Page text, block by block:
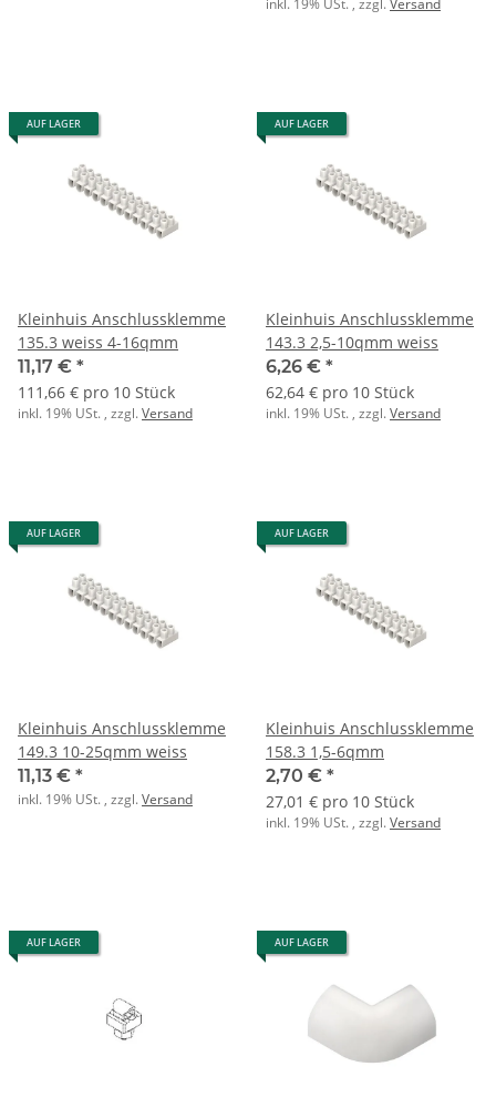
AUF LAGER
Kleinhuis Anschlussklemme
135.3 weiss 4-16qmm
11,17 € *
111,66 € pro 10 Stück
inkl. 19% USt. , zzgl.Versand
AUF LAGER
Kleinhuis Anschlussklemme
143.3 2,5-10qmm weiss
6,26 € *
62,64 € pro 10 Stück
inkl. 19% USt. , zzgl.Versand
AUF LAGER
Kleinhuis Anschlussklemme
149.3 10-25qmm weiss
11,13 € *
inkl. 19% USt. , zzgl.Versand
AUF LAGER
Kleinhuis Anschlussklemme
158.3 1,5-6qmm
2,70 € *
27,01 € pro 10 Stück
inkl. 19% USt. , zzgl.Versand
AUF LAGER AUF LAGER